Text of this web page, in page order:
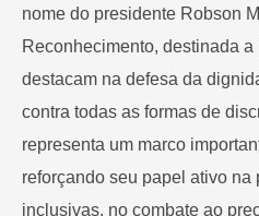
nome do presidente Robson
Reconhecimento, destinada
destacam na defesa da
contra todas as formas de
representa um marco
reforçando seu papel ativo
inclusivas, no combate ao